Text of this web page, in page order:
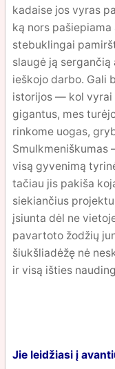
kadaise jos vyras
ką nors
stebuklingai
slaugė ją
ieškojo darbo. Gali
istorijos — kol vyrai
gigantus, mes
rinkome uogas,
Smulkmeniškumas
visą gyvenimą
tačiau jis pakiša
siekiančius
įsiunta dėl ne
pavartoto žodžių
šiukšliadėžę nė
ir visą išties
Jie leidžiasi į